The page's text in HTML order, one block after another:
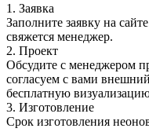
1. Заявка
Заполните заявку на
свяжется менеджер.
2. Проект
Обсудите с менеджером
согласуем с вами
бесплатную
3. Изготовление
Срок изготовления